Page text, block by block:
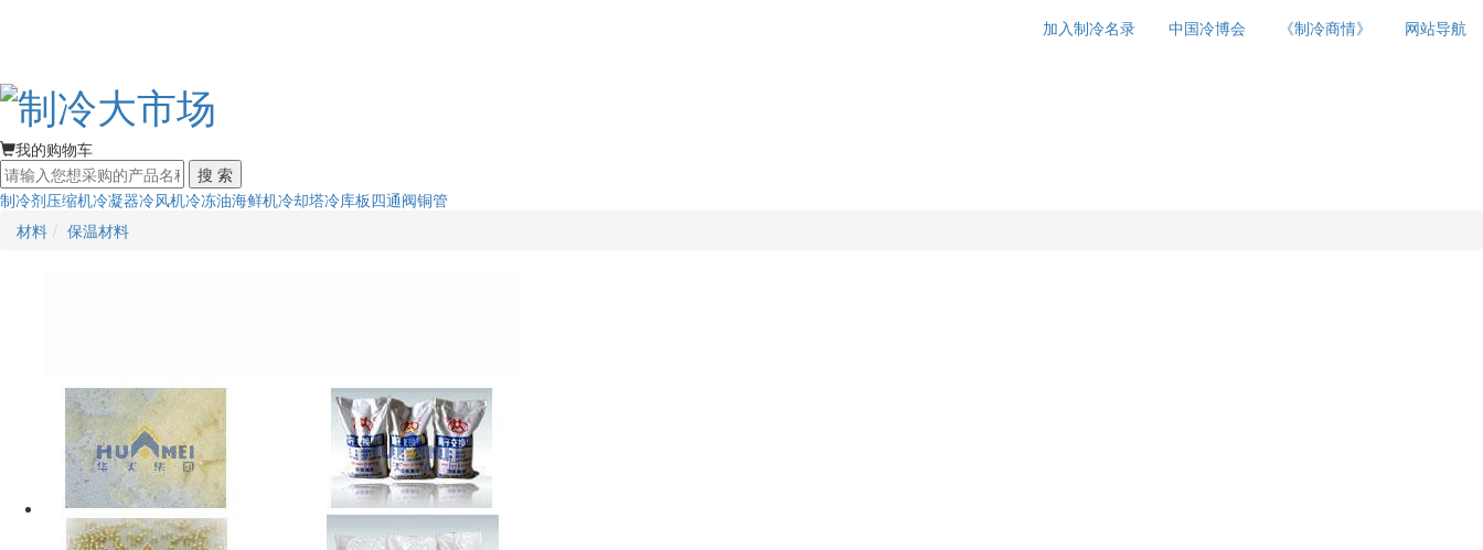
加入制冷名录 中国冷博会 《制冷商情》 网站导航
我的购物车
搜 索
制冷剂压缩机冷凝器冷风机冷冻油海鲜机冷却塔冷库板四通阀铜管
材料
保温材料